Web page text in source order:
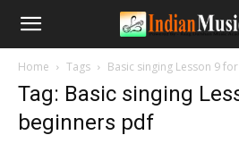
Home Tags Basic singing Lesson 9
Tag: Basic singing
beginners pdf